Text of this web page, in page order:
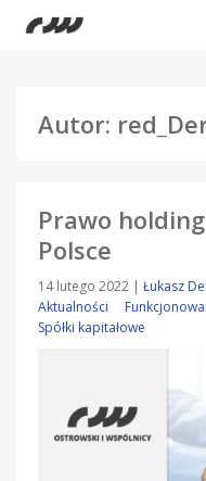
Autor:
Prawo
Polsce
14 lutego 2022 | Łukasz
Aktualności
Spółki kapitałowe